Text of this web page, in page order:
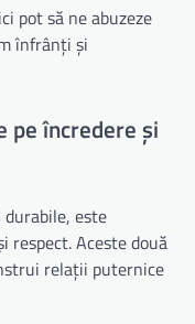
pot să ne abuzeze
înfrânți și
pe încredere și
este
respect. Aceste două
relații puternice